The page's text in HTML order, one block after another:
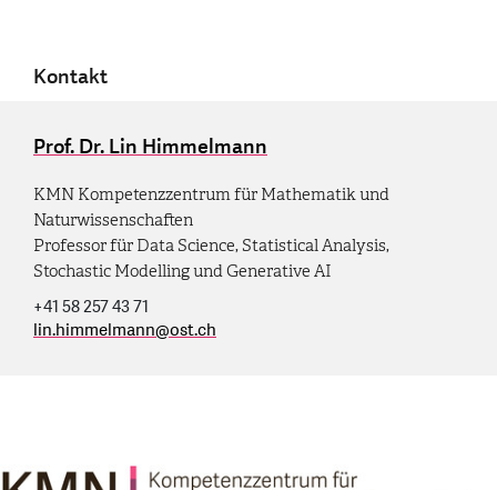
Kontakt
Prof. Dr. Lin Himmelmann
KMN Kompetenzzentrum für Mathematik und
Naturwissenschaften
Professor für Data Science, Statistical Analysis,
Stochastic Modelling und Generative AI
+41 58 257 43 71
lin.himmelmann@ost.ch